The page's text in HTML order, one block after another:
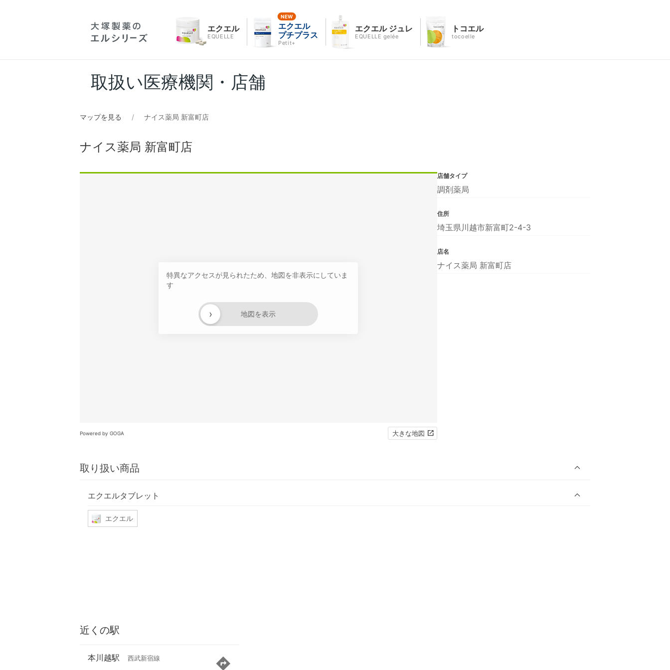
エクエル
EQUELLE
エクエル
プチプラス
Petit+
エクエル ジュレ
EQUELLE gelée
トコエル
tocoelle
取扱い医療機関・店舗
マップを見る ナイス薬局 新富町店
ナイス薬局 新富町店
特異なアクセスが見られたため、地図を非表示にしていま
す
地図を表示
›
Powered by GOGA 大きな地図
取り扱い商品
エクエルタブレット
エクエル
店舗タイプ
調剤薬局
住所
埼玉県川越市新富町2-4-3
店名
ナイス薬局 新富町店
近くの駅
本川越駅 西武新宿線